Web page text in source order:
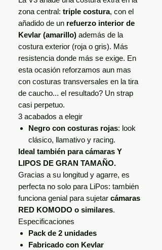
zona central: triple costura, con el
añadido de un refuerzo interior de
Kevlar (amarillo) además de la
costura exterior (roja o gris). Más
resistencia donde más se exige. En
esta ocasión reforzamos aun mas
con costuras transversales en la tira
de caucho... el resultado? Un strap
casi perpetuo.
3 acabados a elegir
Negro con costuras rojas: look
clásico, llamativo y racing.
Ideal también para cámaras Y
LIPOS DE GRAN TAMAÑO.
Gracias a su longitud y agarre, es
perfecta no solo para LiPos: también
funciona genial para sujetar cámaras
RED KOMODO o similares.
Especificaciones
Pack de 2 unidades
Fabricado con Kevlar